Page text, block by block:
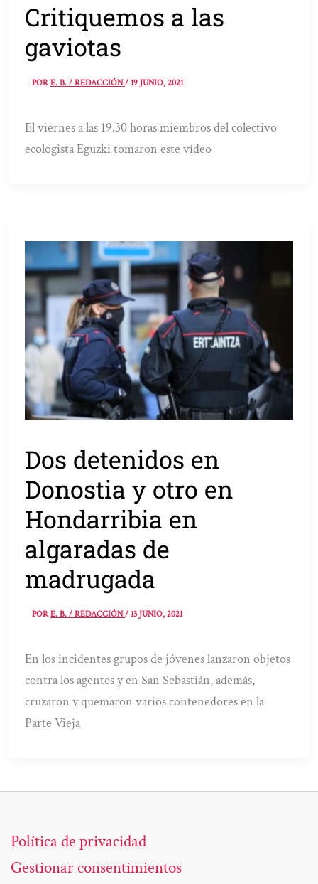
Critiquemos a las
gaviotas
PORE. B. / REDACCIÓN/19 JUNIO, 2021
El viernes a las 19.30 horas miembros del colectivo
ecologista Eguzki tomaron este vídeo
Dos detenidos en
Donostia y otro en
Hondarribia en
algaradas de
madrugada
PORE. B. / REDACCIÓN/13 JUNIO, 2021
En los incidentes grupos de jóvenes lanzaron objetos
contra los agentes y en San Sebastián, además,
cruzaron y quemaron varios contenedores en la
Parte Vieja
Política de privacidad
Gestionar consentimientos